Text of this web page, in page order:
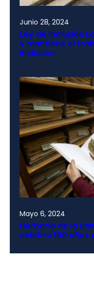
Junio 28, 2024
Ley de Inclusión
y mantiene el
inclusión
Mayo 6, 2024
Herbario de la
celebra 100